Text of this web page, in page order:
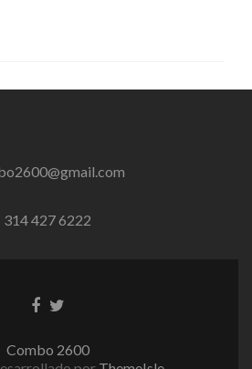
314 427 6222
EnlaceEnlace
Combo 2600